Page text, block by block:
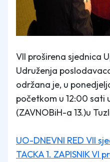
VII proširena sjednica
Udruženja
održana je, u
početkom u 12:00 sati
(ZAVNOBiH-a 13.)u
UO-DNEVNI RED VII
TACKA 1. ZAPISNIK